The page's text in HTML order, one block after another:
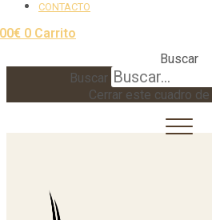
CONTACTO
€ 0 Carrito
Buscar
Buscar
Cerrar este cuadro